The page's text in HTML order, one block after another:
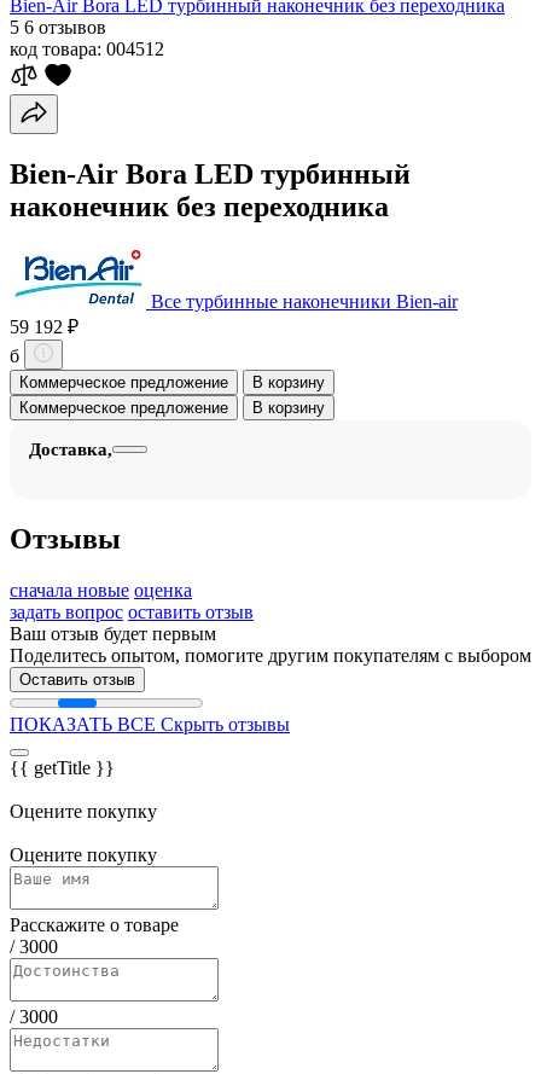
Bien-Air Bora LED турбинный наконечник без переходника
5 6 отзывов
код товара: 004512
Bien-Air Bora LED турбинный
наконечник без переходника
Все турбинные наконечники Bien-air
59 192 ₽
б
Коммерческое предложение
В корзину
Коммерческое предложение
В корзину
Доставка,
Отзывы
сначала новые оценка
задать вопрос оставить отзыв
Ваш отзыв будет первым
Поделитесь опытом, помогите другим покупателям с выбором
Оставить отзыв
ПОКАЗАТЬ ВСЕ Скрыть отзывы
{{ getTitle }}
Оцените покупку
Оцените покупку
Расскажите о товаре
/3000
/3000